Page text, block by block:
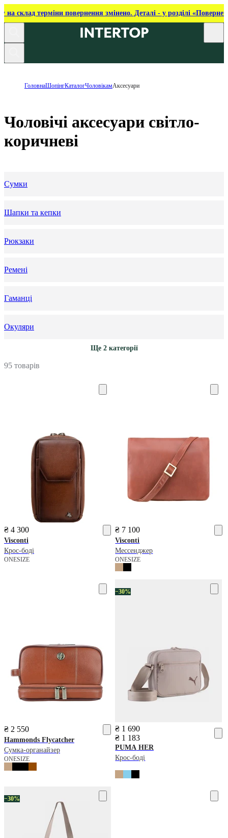
на склад терміни повернення змінено. Деталі - у розділі
ГоловнаШопінгКаталогЧоловікамАксесуари
Чоловічі аксесуари світло-
коричневі
Сумки
Шапки та кепки
Рюкзаки
Ремені
Гаманці
Окуляри
Ще 2 категорії
95 товарів
₴ 4 300
Visconti
Крос-боді
ONESIZE
₴ 7 100
Visconti
Мессенджер
ONESIZE
₴ 2 550
Hammonds Flycatcher
Сумка-органайзер
ONESIZE
−30%
₴ 1 690
₴ 1 183
PUMA HER
Крос-боді
−30%